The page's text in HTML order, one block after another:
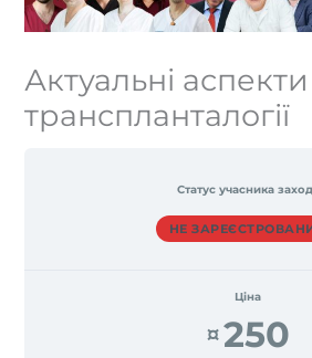
Актуальні аспекти
транспланталогії
Статус учасника
НЕ
Ціна
¤ 250